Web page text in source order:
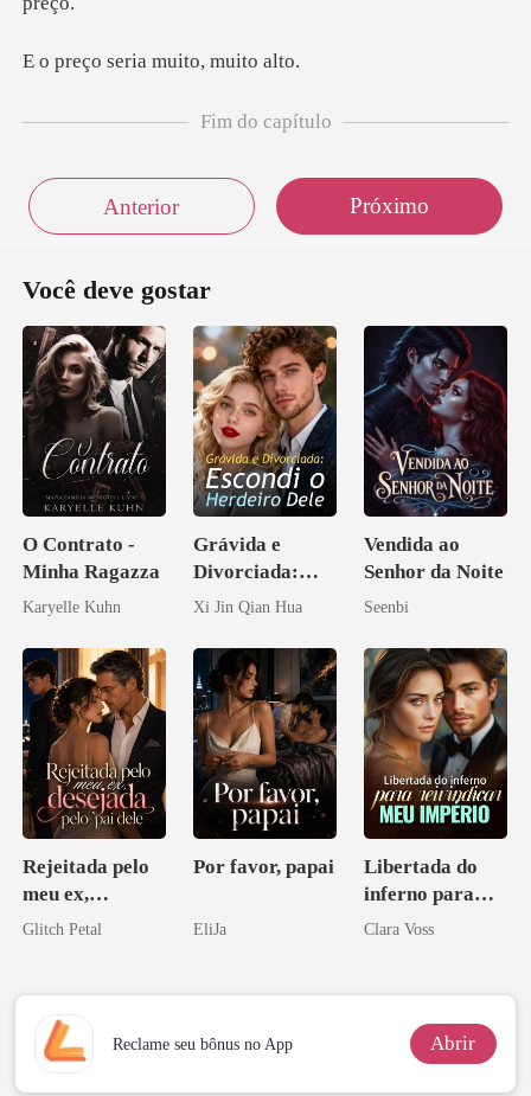
eria muito,
Fim do capítulo
Anterior Próximo
Você deve gostar
O Contrato -
Minha Ragazza
Karyelle Kuhn
Grávida e
Divorciada:
Escondi o
Xi Jin Qian Hua
Vendida ao
Senhor da Noite
Seenbi
Rejeitada pelo
meu ex,
desejada pelo
Glitch Petal
Por favor, papai
EliJa
Libertada do
inferno para
reivindicar meu
Clara Voss
Reclame seu bônus no App Abrir